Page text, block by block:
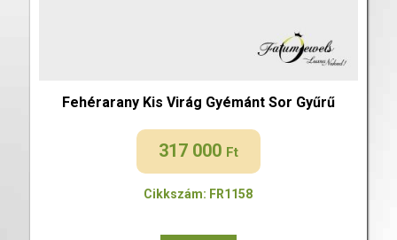
Fehérarany Kis Virág Gyémánt Sor Gyűrű
317 000 Ft
Cikkszám: FR1158